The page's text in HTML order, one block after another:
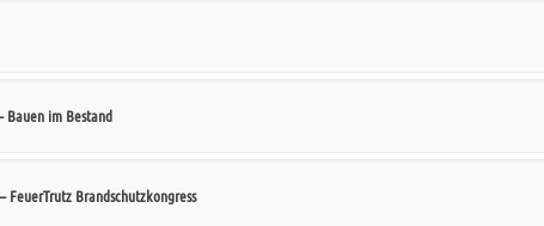
Bauen im Bestand
Brandschutzkongress